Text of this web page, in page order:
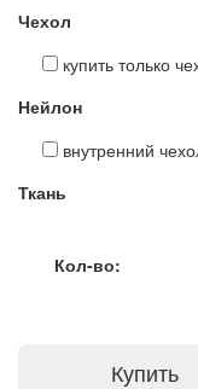
Чехол
купить только
Нейлон
внутренний
Ткань
Кол-во:
Купить